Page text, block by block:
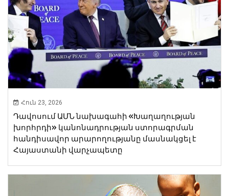
Հուն 23, 2026
Դավոսում ԱՄՆ նախագահի «Խաղաղության
խորհրդի» կանոնադրության ստորագրման
հանդիսավոր արարողությանը մասնակցել է
Հայաստանի վարչապետը